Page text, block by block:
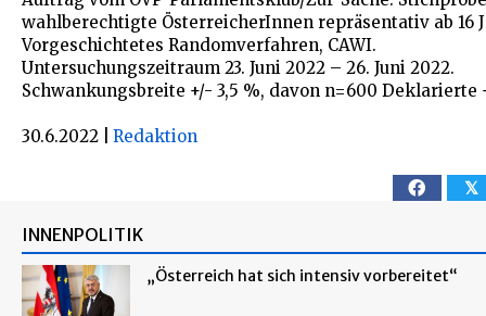
wahlberechtigte ÖsterreicherInnen repräsentativ ab 16
Vorgeschichtetes Randomverfahren, CAWI.
Untersuchungszeitraum 23. Juni 2022 – 26. Juni 2022.
Schwankungsbreite +/- 3,5 %, davon n=600 Deklarierte
30.6.2022 Redaktion
𝕏
INNENPOLITIK
„Österreich hat sich intensiv vorbereitet“